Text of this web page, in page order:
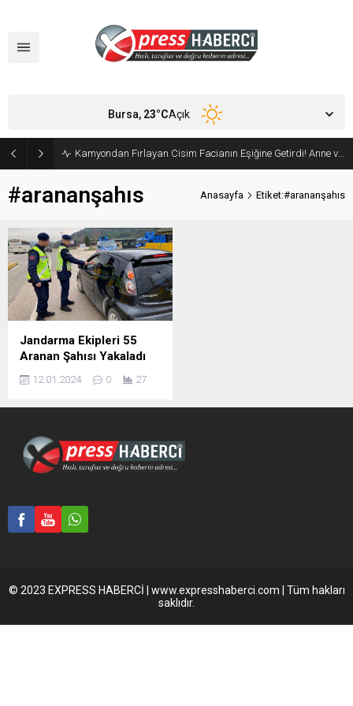
Kamyondan Fırlayan Cisim Facianın Eşiğine Getirdi! Anne ve Bebeği Son Anda Kurtuldu
Bursa, 23°CAçık
#arananşahıs Anasayfa Etiket:#arananşahıs
Jandarma Ekipleri 55
Aranan Şahısı Yakaladı
12.01.2024 0 27
© 2023 EXPRESS HABERCİ | www.expresshaberci.com | Tüm hakları
saklıdır.